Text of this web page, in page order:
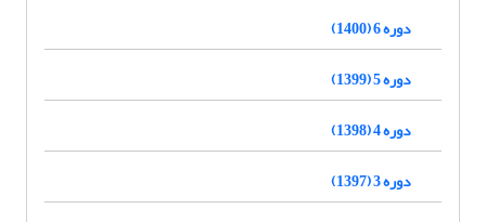
دوره 6 (1400)
دوره 5 (1399)
دوره 4 (1398)
دوره 3 (1397)